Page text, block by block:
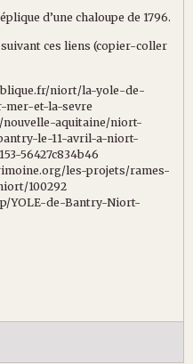
d’une chaloupe de 1796.
ces liens (copier-coller
niort/la-yole-de-
mer-et-la-sevre
aquitaine/niort-
le-11-avril-a-niort-
56427c834b46
les-projets/rames-
100292
YOLE-de-Bantry-Niort-